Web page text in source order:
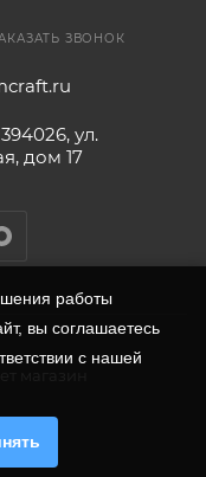
ЗВОНОК
ул.
дом 17
работы
вы соглашаетесь
с нашей